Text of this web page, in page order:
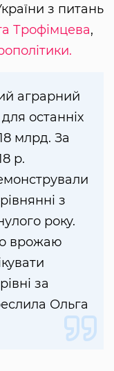
з питань
Трофімцева,
аграрний
останніх
млрд. За
р.
з
року.
врожаю
за
Ольга